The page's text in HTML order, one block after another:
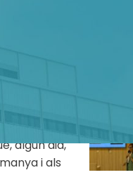
Mai fan
Josep
societat
algun dia,
i als